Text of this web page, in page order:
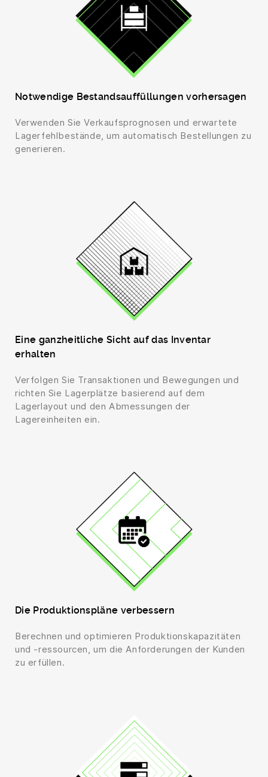
Notwendige Bestandsauffüllungen vorhersagen
Verwenden Sie Verkaufsprognosen und erwartete
Lagerfehlbestände, um automatisch Bestellungen zu
generieren.
Eine ganzheitliche Sicht auf das Inventar
erhalten
Verfolgen Sie Transaktionen und Bewegungen und
richten Sie Lagerplätze basierend auf dem
Lagerlayout und den Abmessungen der
Lagereinheiten ein.
Die Produktionspläne verbessern
Berechnen und optimieren Produktionskapazitäten
und -ressourcen, um die Anforderungen der Kunden
zu erfüllen.